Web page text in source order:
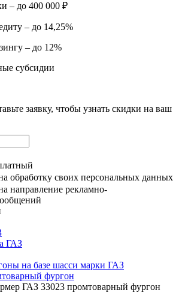
– до 400 000 ₽
– до 14,25%
– до 12%
субсидии
заявку, чтобы узнать скидки на ваш
обработку своих персональных данных
направление рекламно-
ГАЗ
на базе шасси марки ГАЗ
фургон
ГАЗ 33023 промтоварный фургон